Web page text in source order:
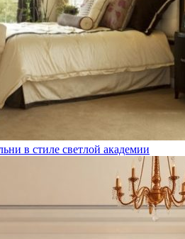
в стиле светлой академии